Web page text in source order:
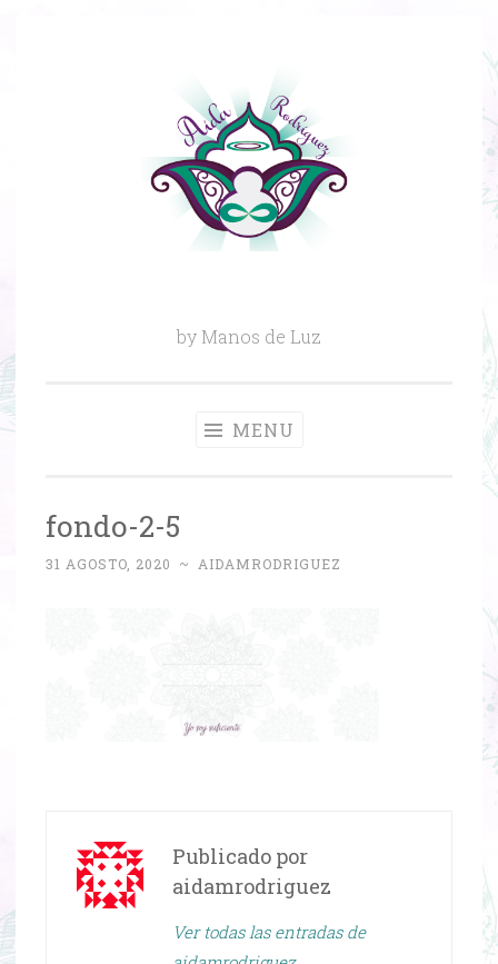
by Manos de Luz
MENU
fondo-2-5
31 AGOSTO, 2020 ~ AIDAMRODRIGUEZ
Publicado por
aidamrodriguez
Ver todas las entradas de